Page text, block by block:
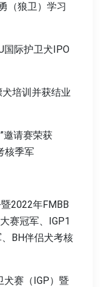
（狼卫）学习
国际护卫犬IPO
培训并获结业
邀请赛荣获
核季军
2022年FMBB
赛冠军、IGP1
BH伴侣犬考核
犬赛（IGP）暨